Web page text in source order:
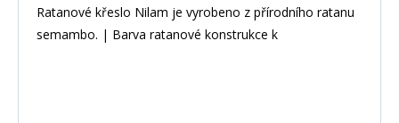
Ratanové křeslo Nilam je vyrobeno z přírodního ratanu
semambo. | Barva ratanové konstrukce k